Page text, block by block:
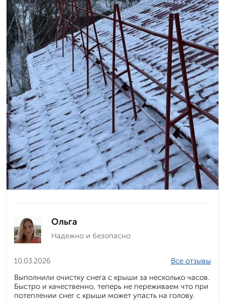
Ольга
Надежно и безопасно
10.03.2026
Все отзывы
Выполнили очистку снега с крыши за несколько часов.
Быстро и качественно, теперь не переживаем что при
потеплении снег с крыши может упасть на голову.